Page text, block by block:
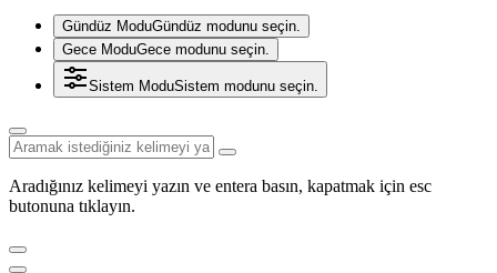
Gündüz ModuGündüz modunu seçin.
Gece ModuGece modunu seçin.
Sistem ModuSistem modunu seçin.
Aradığınız kelimeyi yazın ve entera basın, kapatmak için esc
butonuna tıklayın.